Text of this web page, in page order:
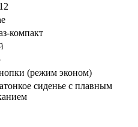
компакт
(режим эконом)
сиденье с плавным